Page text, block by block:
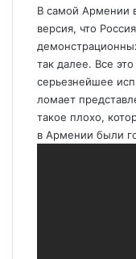
В самой Армении
версия, что
так далее. Все
серьезнейшее
ломает
такое плохо,
в Армении были